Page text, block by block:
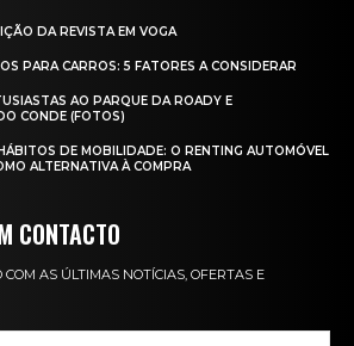
DA REVISTA EM VOGA
PARA CARROS: 5 FATORES A CONSIDERAR
AO PARQUE DA ROADY E
CONDE (FOTOS)
DE MOBILIDADE: O RENTING AUTOMÓVEL
ALTERNATIVA À COMPRA
CONTACTO
AS ÚLTIMAS NOTÍCIAS, OFERTAS E